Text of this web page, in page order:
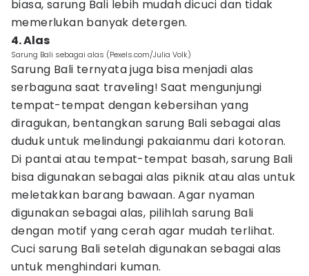
biasa, sarung Bali lebih mudah dicuci dan tidak
memerlukan banyak detergen.
4. Alas
Sarung Bali sebagai alas (Pexels.com/Julia Volk)
Sarung Bali ternyata juga bisa menjadi alas
serbaguna saat traveling! Saat mengunjungi
tempat-tempat dengan kebersihan yang
diragukan, bentangkan sarung Bali sebagai alas
duduk untuk melindungi pakaianmu dari kotoran.
Di pantai atau tempat-tempat basah, sarung Bali
bisa digunakan sebagai alas piknik atau alas untuk
meletakkan barang bawaan. Agar nyaman
digunakan sebagai alas, pilihlah sarung Bali
dengan motif yang cerah agar mudah terlihat.
Cuci sarung Bali setelah digunakan sebagai alas
untuk menghindari kuman.